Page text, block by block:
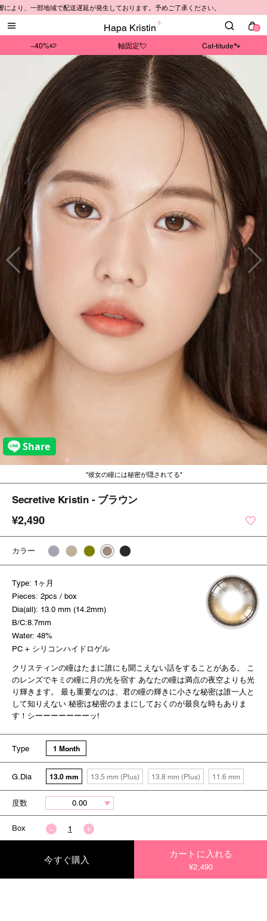
Hapa Kristin 0
~40%🍉 軸固定💘 Cat-titude🐾
、一部地域で配送遅延が発生しております。予めご了承ください。
彼女の瞳には秘密が隠されてる
Secretive Kristin - ブラウン
¥2,490
カラー
Type: 1ヶ月
Pieces: 2pcs / box
Dia(all): 13.0 mm (14.2mm)
B/C:8.7mm
Water: 48%
PC + シリコンハイドロゲル
クリスティンの瞳はたまに誰にも聞こえない話をすることがある。 こ
のレンズでキミの瞳に月の光を宿す あなたの瞳は満点の夜空よりも光
り輝きます。 最も重要なのは、君の瞳の輝きに小さな秘密は誰一人と
して知りえない 秘密は秘密のままにしておくのが最良な時もありま
す！シーーーーーーーッ!
Type 1 Month
G.Dia 13.0 mm 13.5 mm (Plus) 13.8 mm (Plus) 11.6 mm
度数
Box
今すぐ購入
カートに入れる
¥2,490